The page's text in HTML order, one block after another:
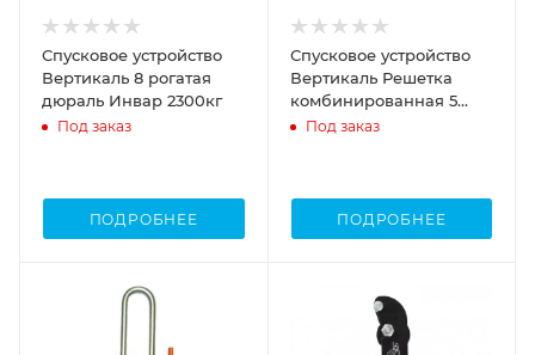
Спусковое устройство
Вертикаль 8 рогатая
дюраль Инвар 2300кг
Под заказ
ПОДРОБНЕЕ
Спусковое устройство
Вертикаль Решетка
комбинированная 5
валиков
Под заказ
ПОДРОБНЕЕ